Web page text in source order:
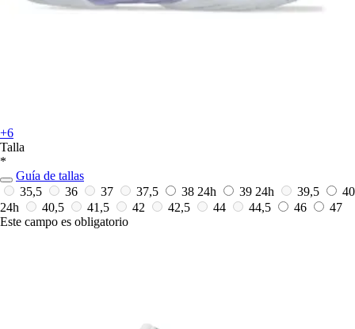
+6
Talla
*
Guía de tallas
35,5
36 37 37,5 38 24h 39 24h 39,5
40
24h
40,5 41,5 42 42,5 44 44,5 46
47
Este campo es obligatorio